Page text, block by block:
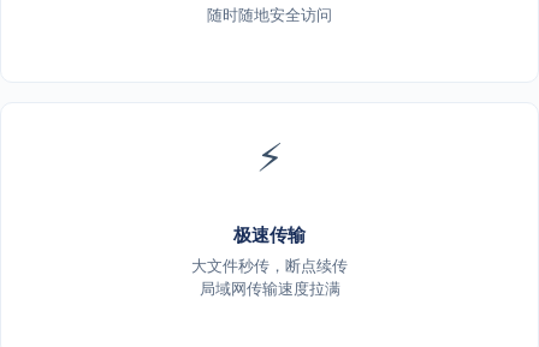
随时随地安全访问
⚡
极速传输
大文件秒传，断点续传
局域网传输速度拉满